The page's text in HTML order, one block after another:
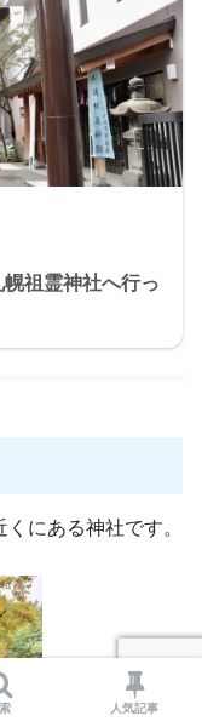
幌祖霊神社へ行っ
にある神社です。
人気記事